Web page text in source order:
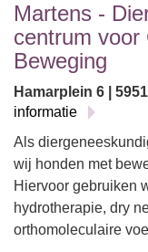
Martens -
centrum voor
Beweging
Hamarplein 6 |
informatie
Als
wij honden met
Hiervoor gebruiken
hydrotherapie, dry
orthomoleculaire